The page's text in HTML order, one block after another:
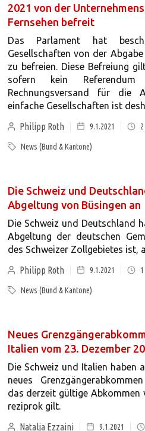
2021 von der
Fernsehen befreit
Das Parlament hat
Gesellschaften von der
zu befreien. Diese Befreiung
sofern kein
Rechnungsversand für die
einfache Gesellschaften ist
Philipp Roth
9.1.2021 2
News (Bund & Kantone)
Die Schweiz und
Abgeltung von Büsingen an
Die Schweiz und Deutschland
Abgeltung der deutschen
des Schweizer Zollgebietes ist,
Philipp Roth
9.1.2021 1
News (Bund & Kantone)
Neues
Italien vom 23. Dezember
Die Schweiz und Italien haben
neues
das derzeit gültige Abkommen
reziprok gilt.
Natalja Ezzaini
9.1.2021